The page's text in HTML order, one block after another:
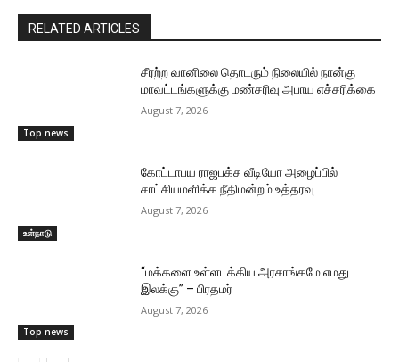
RELATED ARTICLES
Top news
சீரற்ற வானிலை தொடரும் நிலையில் நான்கு
மாவட்டங்களுக்கு மண்சரிவு அபாய எச்சரிக்கை
August 7, 2026
உள்நாடு
கோட்டாபய ராஜபக்ச வீடியோ அழைப்பில்
சாட்சியமளிக்க நீதிமன்றம் உத்தரவு
August 7, 2026
Top news
“மக்களை உள்ளடக்கிய அரசாங்கமே எமது
இலக்கு” – பிரதமர்
August 7, 2026